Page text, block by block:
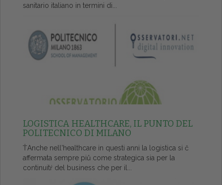
sanitario italiano in termini di...
LOGISTICA HEALTHCARE, IL PUNTO DEL
POLITECNICO DI MILANO
ŤAnche nell'healthcare in questi anni la logistica si č
affermata sempre piů come strategica sia per la
continuitŕ del business che per il...